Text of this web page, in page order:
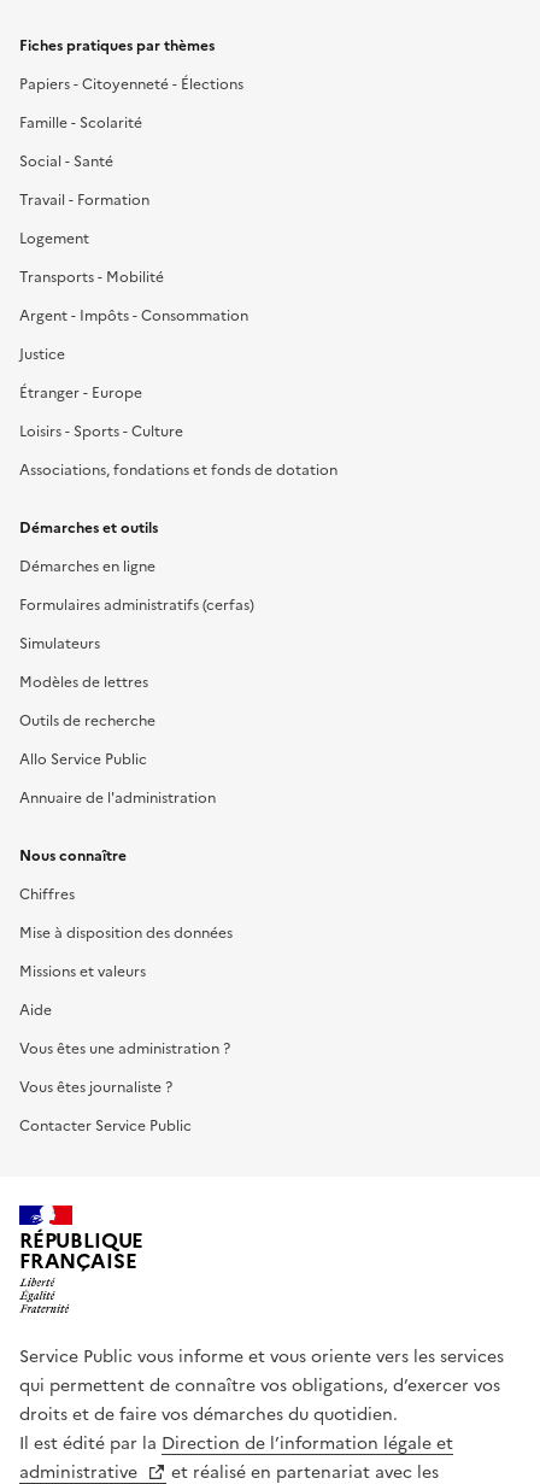
Fiches pratiques par thèmes
Papiers - Citoyenneté - Élections
Famille - Scolarité
Social - Santé
Travail - Formation
Logement
Transports - Mobilité
Argent - Impôts - Consommation
Justice
Étranger - Europe
Loisirs - Sports - Culture
Associations, fondations et fonds de dotation
Démarches et outils
Démarches en ligne
Formulaires administratifs (cerfas)
Simulateurs
Modèles de lettres
Outils de recherche
Allo Service Public
Annuaire de l'administration
Nous connaître
Chiffres
Mise à disposition des données
Missions et valeurs
Aide
Vous êtes une administration ?
Vous êtes journaliste ?
Contacter Service Public
RÉPUBLIQUE
FRANÇAISE
Service Public vous informe et vous oriente vers les services
qui permettent de connaître vos obligations, d’exercer vos
droits et de faire vos démarches du quotidien.
Il est édité par la Direction de l’information légale et
administrative
et réalisé en partenariat avec les